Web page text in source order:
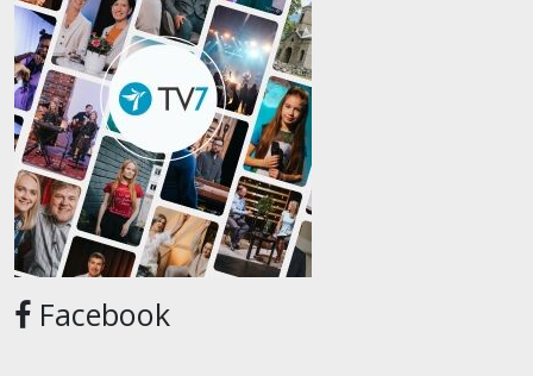
Facebook